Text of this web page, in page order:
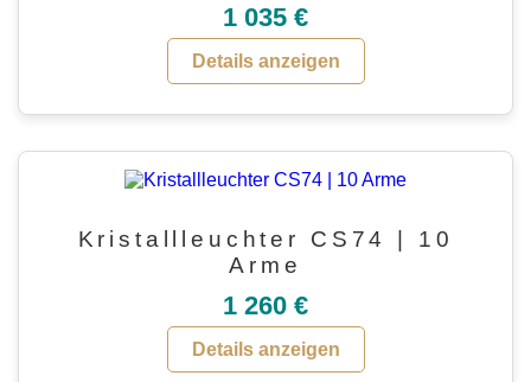
1 035 €
Details anzeigen
Kristallleuchter CS74 | 10
Arme
1 260 €
Details anzeigen